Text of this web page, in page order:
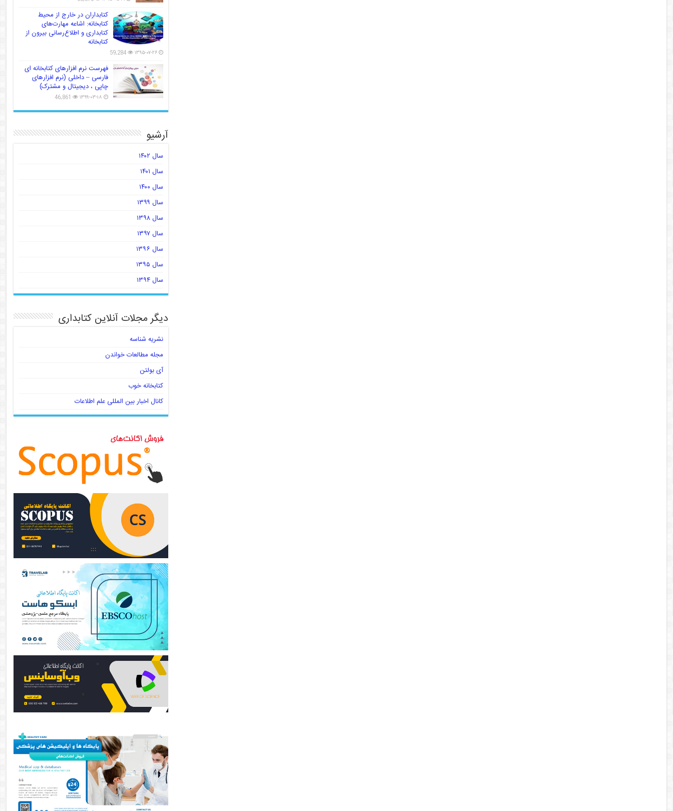
کتابداران در خارج از محیط
کتابخانه: اشاعه مهارت‌های
کتابداری و اطلاع‌رسانی بیرون از
کتابخانه
۱۳۹۵-۰۷-۲۶ 59,284
فهرست نرم افزارهای کتابخانه ای
فارسی – داخلی (نرم افزارهای
چاپی ، دیجیتال و مشترک)
۱۳۹۹-۰۳-۱۸ 46,861
آرشیو
سال ۱۴۰۲
سال ۱۴۰۱
سال ۱۴۰۰
سال ۱۳۹۹
سال ۱۳۹۸
سال ۱۳۹۷
سال ۱۳۹۶
سال ۱۳۹۵
سال ۱۳۹۴
دیگر مجلات آنلاین کتابداری
نشریه شناسه
مجله مطالعات خواندن
آی بولتن
کتابخانه خوب
کانال اخبار بین المللی علم اطلاعات